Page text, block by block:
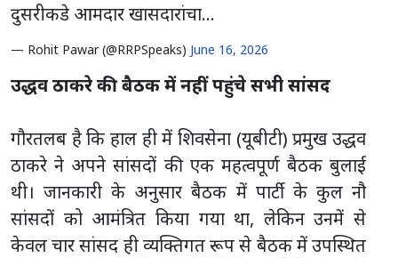
दुसरीकडे आमदार खासदारांचा…
— Rohit Pawar (@RRPSpeaks) June 16, 2026
उद्धव ठाकरे की बैठक में नहीं पहुंचे सभी सांसद
गौरतलब है कि हाल ही में शिवसेना (यूबीटी) प्रमुख उद्धव
ठाकरे ने अपने सांसदों की एक महत्वपूर्ण बैठक बुलाई
थी। जानकारी के अनुसार बैठक में पार्टी के कुल नौ
सांसदों को आमंत्रित किया गया था, लेकिन उनमें से
केवल चार सांसद ही व्यक्तिगत रूप से बैठक में उपस्थित